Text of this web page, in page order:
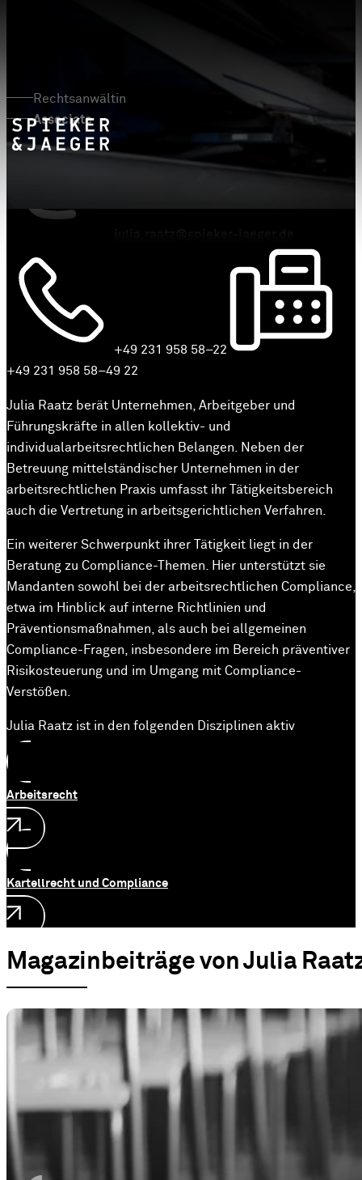
Julia Raatz, LL.M.
Rechtsanwältin
Associate
+49 231 958 58–22
+49 231 958 58–49 22
Julia Raatz berät Unternehmen, Arbeitgeber und
Führungskräfte in allen kollektiv- und
individualarbeitsrechtlichen Belangen. Neben der
Betreuung mittelständischer Unternehmen in der
arbeitsrechtlichen Praxis umfasst ihr Tätigkeitsbereich
auch die Vertretung in arbeitsgerichtlichen Verfahren.
Ein weiterer Schwerpunkt ihrer Tätigkeit liegt in der
Beratung zu Compliance-Themen. Hier unterstützt sie
Mandanten sowohl bei der arbeitsrechtlichen Compliance,
etwa im Hinblick auf interne Richtlinien und
Präventionsmaßnahmen, als auch bei allgemeinen
Compliance-Fragen, insbesondere im Bereich präventiver
Risikosteuerung und im Umgang mit Compliance-
Verstößen.
Julia Raatz ist in den folgenden Disziplinen aktiv
Arbeitsrecht
Kartellrecht und Compliance
Magazinbeiträge von Julia
Unternehmensrecht
Hybride und virtuelle